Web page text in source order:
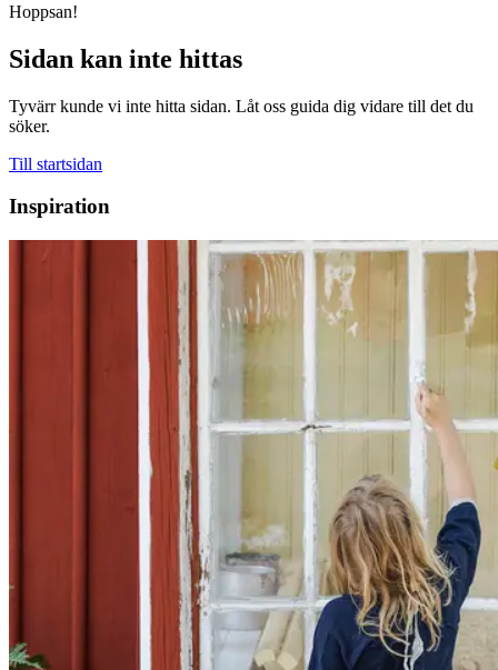
Hoppsan!
Sidan kan inte hittas
Tyvärr kunde vi inte hitta sidan. Låt oss guida dig vidare till det du
söker.
Till startsidan
Inspiration